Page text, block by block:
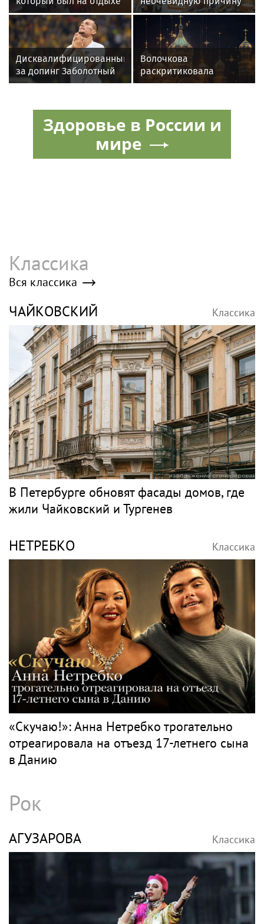
с Агузаровой, опроверг
роман с певицей
отказа иностранных
артистов от концертов
в РФ
Дисквалифицированный
за допинг Заболотный
подписал контракт с
Волочкова
раскритиковала
концерт Билана в
организацию
Здоровье в России и
мире
Классика
Вся классика
ЧАЙКОВСКИЙ Классика
В Петербурге обновят фасады домов, где
жили Чайковский и Тургенев
НЕТРЕБКО Классика
«Скучаю!»: Анна Нетребко трогательно
отреагировала на отъезд 17-летнего сына
в Данию
Рок
АГУЗАРОВА Классика